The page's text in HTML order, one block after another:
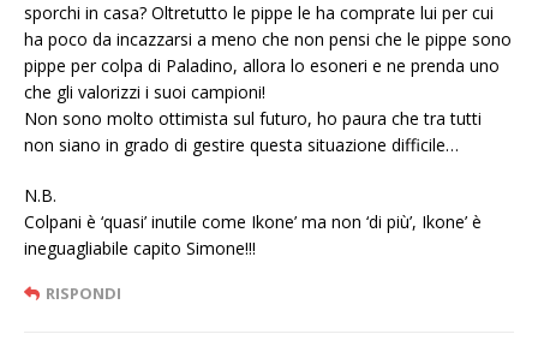
sporchi in casa? Oltretutto le pippe le ha comprate lui per cui
ha poco da incazzarsi a meno che non pensi che le pippe sono
pippe per colpa di Paladino, allora lo esoneri e ne prenda uno
che gli valorizzi i suoi campioni!
Non sono molto ottimista sul futuro, ho paura che tra tutti
non siano in grado di gestire questa situazione difficile…
N.B.
Colpani è ‘quasi’ inutile come Ikone’ ma non ‘di più’, Ikone’ è
ineguagliabile capito Simone!!!
RISPONDI